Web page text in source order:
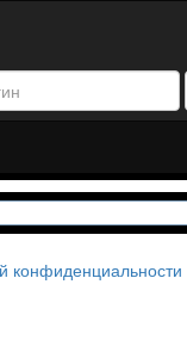
конфиденциальности